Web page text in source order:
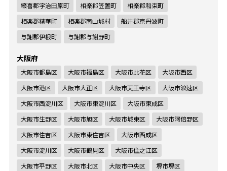
綴喜郡宇治田原町
相楽郡笠置町
相楽郡和束町
相楽郡精華町
相楽郡南山城村
船井郡京丹波町
与謝郡伊根町
与謝郡与謝野町
大阪府
大阪市都島区 大阪市福島区 大阪市此花区
大阪市西区
大阪市港区
大阪市大正区 大阪市天王寺区
大阪市浪速区
大阪市西淀川区
大阪市東淀川区
大阪市東成区
大阪市生野区
大阪市旭区 大阪市城東区
大阪市阿倍野区
大阪市住吉区
大阪市東住吉区
大阪市西成区
大阪市淀川区
大阪市鶴見区
大阪市住之江区
大阪市平野区
大阪市北区 大阪市中央区
堺市堺区